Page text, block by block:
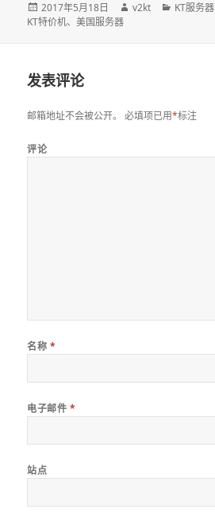
发
布
2017年5月18日
作
v2kt
分
KT服务器
KT特价机、美国服务器
发表评论
邮箱地址不会被公开。 必填项已用*标注
评论
名称 *
电子邮件 *
站点